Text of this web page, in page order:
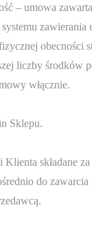
– umowa
zawierania
obecności
liczby środków
włącznie.
Sklepu.
składane
do